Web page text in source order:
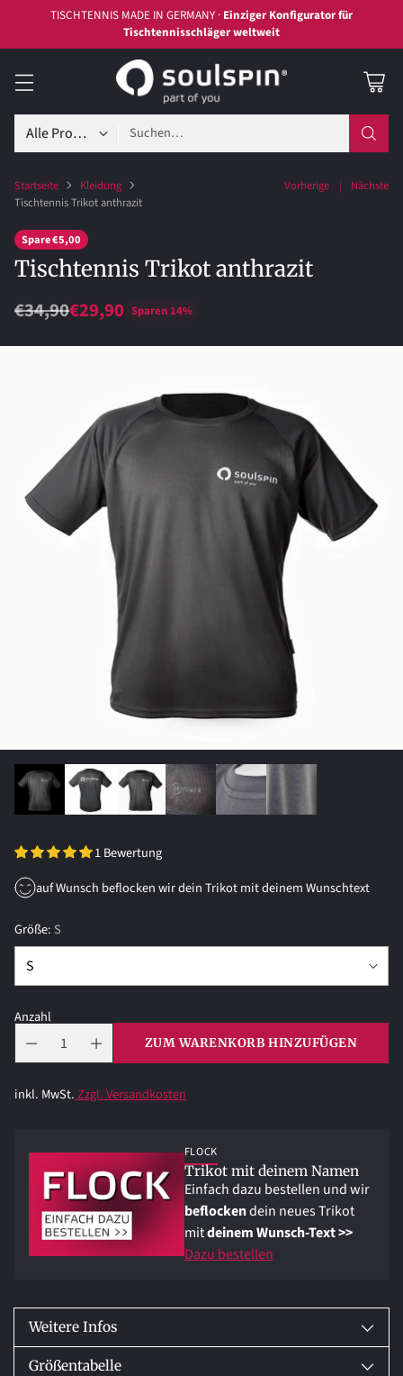
Welches Holz passt zu dir?Hier findest du es heraus >>ZUM HOLZ-
BERATER
Suchen…
Startseite
Kleidung
Tischtennis Trikot anthrazit
Vorherige Nächste
Spare €5,00
Tischtennis Trikot anthrazit
Normaler
Preis
€34,90€29,90 Sparen 14%
1 Bewertung
auf Wunsch beflocken wir dein Trikot mit deinem Wunschtext
Größe: S
Anzahl
ZUM WARENKORB HINZUFÜGEN
inkl. MwSt.Zzgl. Versandkosten
FLOCK
Trikot mit deinem Namen
Einfach dazu bestellen und wir
beflockendein neues Trikot
mitdeinem Wunsch-Text >>
Dazu bestellen
in
den
Warenkorb
legen
Weitere Infos
Größentabelle